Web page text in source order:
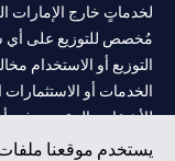
يستخدم موقعنا
لخدماتٍ خارج الإمارات
مُخصص للتوزيع على أي
التوزيع أو الاستخدام
الخدمات أو الاستثمارات
للأشخاص المقيمين في
الاستثمارات مخالفًا